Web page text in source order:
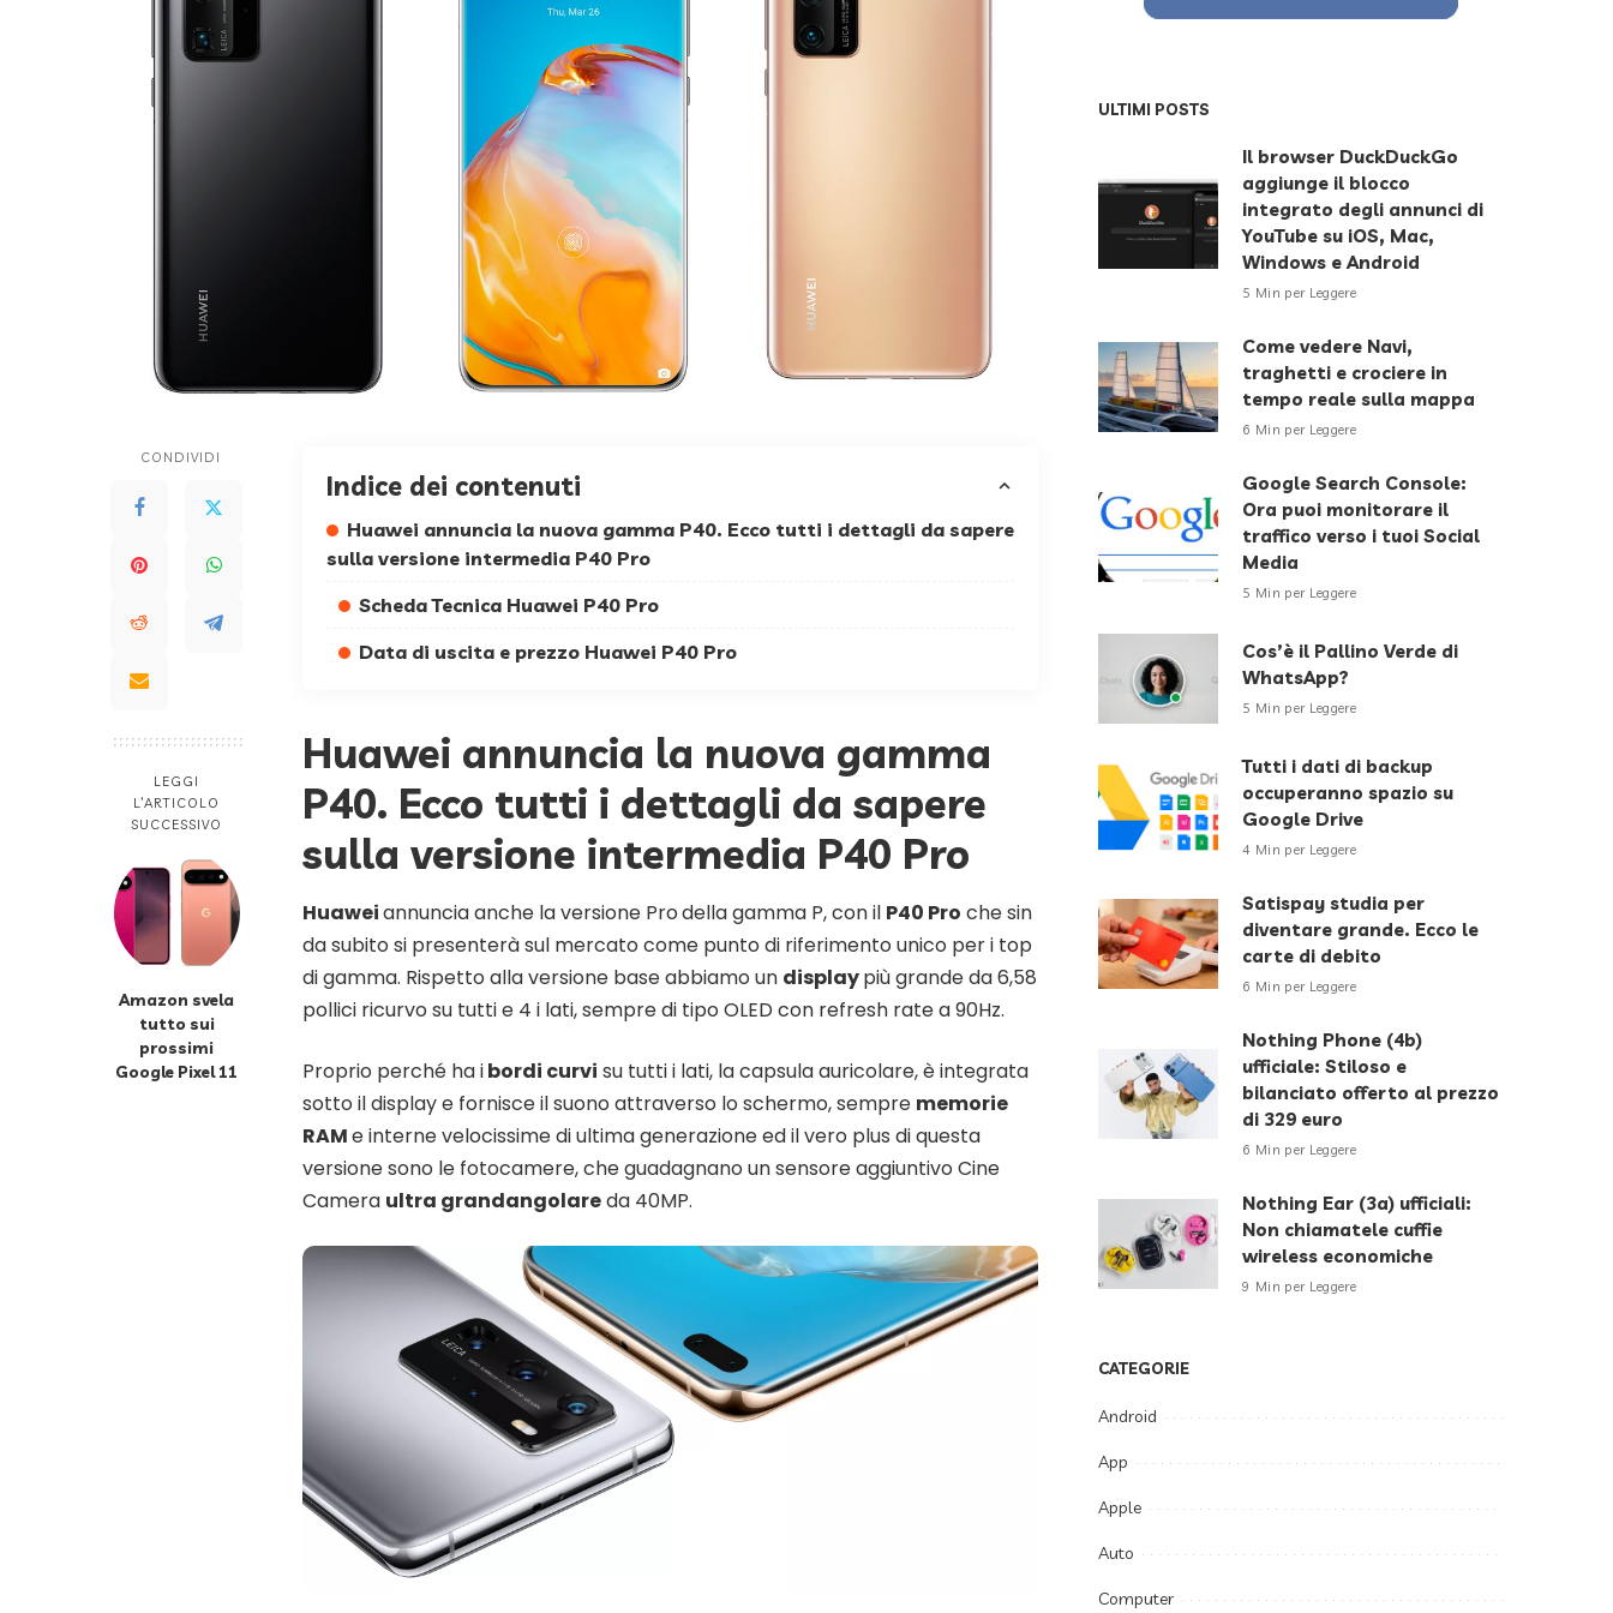
CONDIVIDI
LEGGI
L’ARTICOLO
SUCCESSIVO
Amazon svela
tutto sui
prossimi
Google Pixel 11
Indice dei contenuti
Huawei annuncia la nuova gamma P40. Ecco tutti i dettagli da sapere
sulla versione intermedia P40 Pro
Scheda Tecnica Huawei P40 Pro
Data di uscita e prezzo Huawei P40 Pro
Huawei annuncia la nuova gamma
P40. Ecco tutti i dettagli da sapere
sulla versione intermedia P40 Pro
Huaweiannuncia anche la versione Prodella gamma P, con il P40 Pro che sin
da subito si presenterà sul mercato come punto di riferimento unico per i top
di gamma. Rispetto alla versione base abbiamo un displaypiù grande da 6,58
pollici ricurvo su tutti e 4 i lati, sempre di tipo OLED con refresh rate a 90Hz.
Proprio perché ha ibordi curvi su tutti i lati, la capsula auricolare, è integrata
sotto il display e fornisce il suono attraverso lo schermo, sempre memorie
RAMe interne velocissime di ultima generazione ed il vero plus di questa
versione sono le fotocamere, che guadagnano un sensore aggiuntivo Cine
Camera ultra grandangolareda 40MP.
ULTIMI POSTS
Il browser DuckDuckGo
aggiunge il blocco
integrato degli annunci di
YouTube su iOS, Mac,
Windows e Android
5 Min per Leggere
Come vedere Navi,
traghetti e crociere in
tempo reale sulla mappa
6 Min per Leggere
Google Search Console:
Ora puoi monitorare il
traffico verso i tuoi Social
Media
5 Min per Leggere
Cos’è il Pallino Verde di
WhatsApp?
5 Min per Leggere
Tutti i dati di backup
occuperanno spazio su
Google Drive
4 Min per Leggere
Satispay studia per
diventare grande. Ecco le
carte di debito
6 Min per Leggere
Nothing Phone (4b)
ufficiale: Stiloso e
bilanciato offerto al prezzo
di 329 euro
6 Min per Leggere
Nothing Ear (3a) ufficiali:
Non chiamatele cuffie
wireless economiche
9 Min per Leggere
CATEGORIE
Android
App
Apple
Auto
Computer